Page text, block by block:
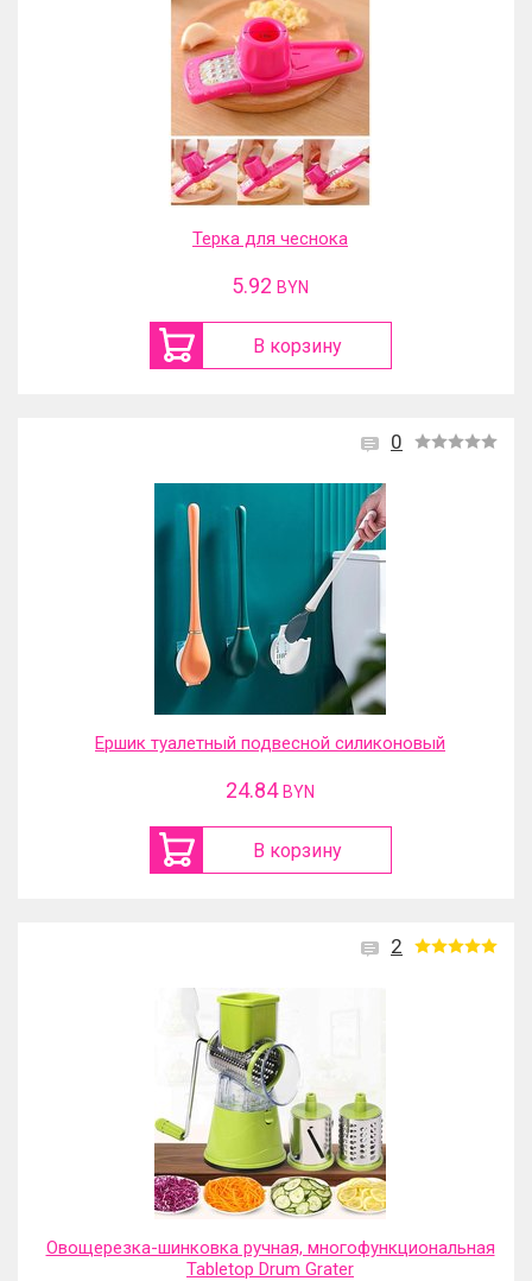
Терка для чеснока
5.92 BYN
В корзину
0
Ершик туалетный подвесной силиконовый
24.84 BYN
В корзину
2
Овощерезка-шинковка ручная, многофункциональная
Tabletop Drum Grater